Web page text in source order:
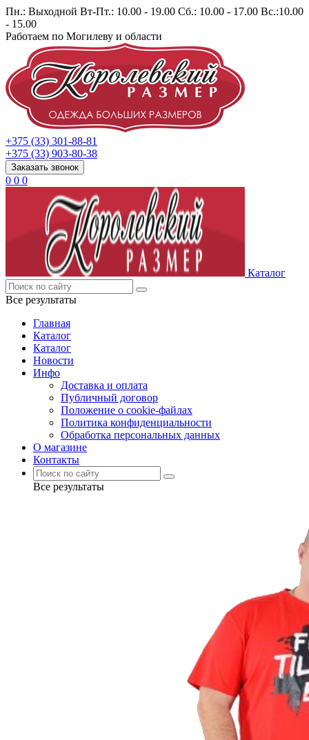
Пн.: Выходной Вт-Пт.: 10.00 - 19.00 Сб.: 10.00 - 17.00 Вс.:10.00
- 15.00
Работаем по Могилеву и области
+375 (33) 301-88-81
+375 (33) 903-80-38
Заказать звонок
0 0 0
Каталог
Все результаты
Главная
Каталог
Каталог
Новости
Инфо
Доставка и оплата
Публичный договор
Положение о cookie-файлах
Политика конфиденциальности
Обработка персональных данных
О магазине
Контакты
Все результаты